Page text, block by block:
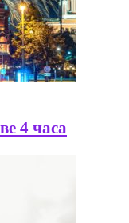
4 часа